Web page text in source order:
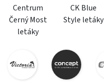
Centrum
Černý Most
letáky
CK Blue
Style letáky